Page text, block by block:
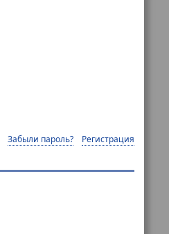
Забыли пароль? Регистрация